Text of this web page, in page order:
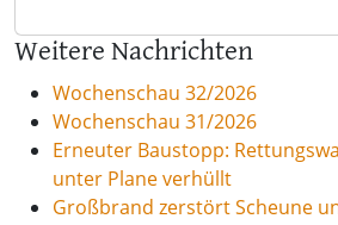
Weitere Nachrichten
Wochenschau 32/2026
Wochenschau 31/2026
Erneuter Baustopp:
unter Plane verhüllt
Großbrand zerstört Scheune